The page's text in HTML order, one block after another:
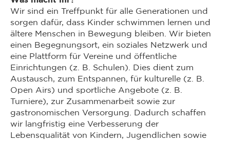
Wir sind ein Treffpunkt für alle Generationen und
sorgen dafür, dass Kinder schwimmen lernen und
ältere Menschen in Bewegung bleiben. Wir bieten
einen Begegnungsort, ein soziales Netzwerk und
eine Plattform für Vereine und öffentliche
Einrichtungen (z. B. Schulen). Dies dient zum
Austausch, zum Entspannen, für kulturelle (z. B.
Open Airs) und sportliche Angebote (z. B.
Turniere), zur Zusammenarbeit sowie zur
gastronomischen Versorgung. Dadurch schaffen
wir langfristig eine Verbesserung der
Lebensqualität von Kindern, Jugendlichen sowie